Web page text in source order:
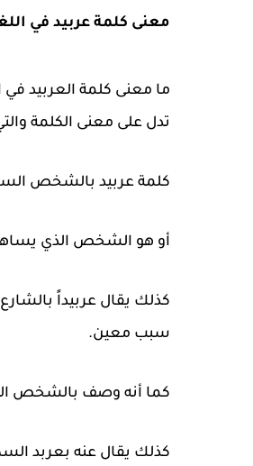
معنى كلمة عربيد في
ما معنى كلمة العربيد في
تدل على معنى الكلمة
كلمة عربيد بالشخص
أو هو الشخص الذي
كذلك يقال عربيداً
سبب معين.
كما أنه وصف بالشخص
كذلك يقال عنه بعربد